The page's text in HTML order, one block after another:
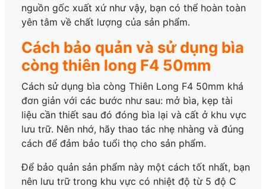
nguồn gốc xuất xứ như vậy, bạn có thể hoàn toàn
yên tâm về chất lượng của sản phẩm.
Cách bảo quản và sử dụng bìa
còng thiên long F4 50mm
Cách sử dụng bìa còng Thiên Long F4 50mm khá
đơn giản với các bước như sau: mở bìa, kẹp tài
liệu cần thiết sau đó đóng bìa lại và cất ở khu vực
lưu trữ. Nên nhớ, hãy thao tác nhẹ nhàng và đúng
cách để đảm bảo tuổi thọ cho sản phẩm.
Để bảo quản sản phẩm này một cách tốt nhất, bạn
nên lưu trữ trong khu vực có nhiệt độ từ 5 độ C